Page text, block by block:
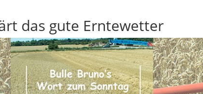
das gute Erntewetter